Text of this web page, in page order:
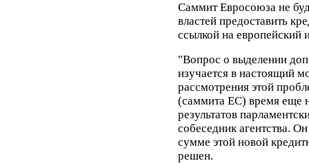
Саммит Евросоюза не
властей предоставить
ссылкой на европейский
"Вопрос о выделении
изучается в настоящий
рассмотрения этой
(саммита ЕС) время еще
результатов
собеседник агентства.
сумме этой новой
решен.